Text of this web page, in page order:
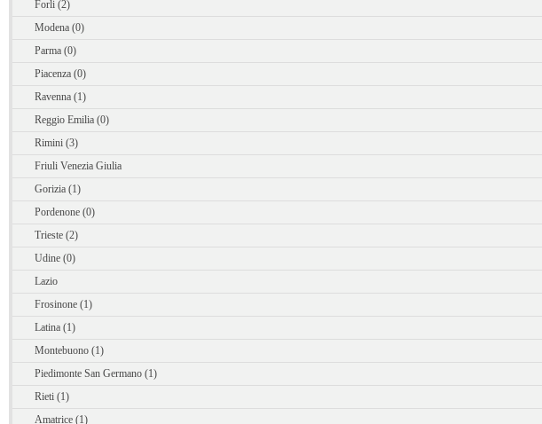
Forli (2)
Modena (0)
Parma (0)
Piacenza (0)
Ravenna (1)
Reggio Emilia (0)
Rimini (3)
Friuli Venezia Giulia
Gorizia (1)
Pordenone (0)
Trieste (2)
Udine (0)
Lazio
Frosinone (1)
Latina (1)
Montebuono (1)
Piedimonte San Germano (1)
Rieti (1)
Amatrice (1)